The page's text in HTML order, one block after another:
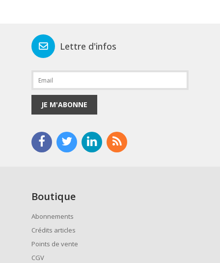
Lettre d'infos
JE M'ABONNE
Boutique
Abonnements
Crédits articles
Points de vente
CGV